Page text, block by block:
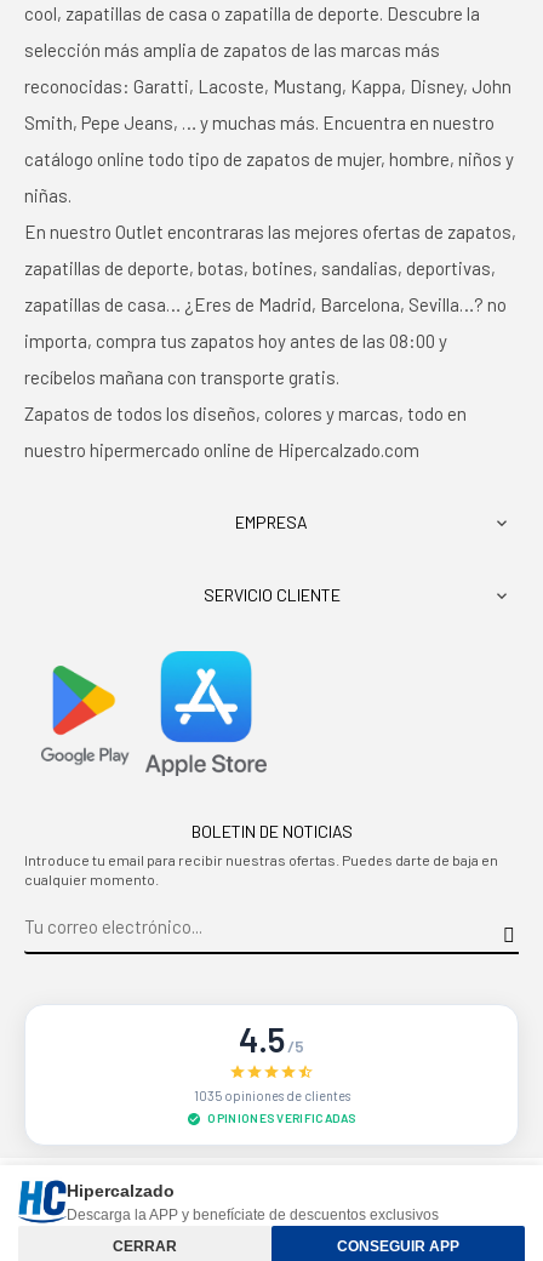
cool, zapatillas de casa o zapatilla de deporte. Descubre la
selección más amplia de zapatos de las marcas más
reconocidas: Garatti, Lacoste, Mustang, Kappa, Disney, John
Smith, Pepe Jeans, … y muchas más. Encuentra en nuestro
catálogo online todo tipo de zapatos de mujer, hombre, niños y
niñas.
En nuestro Outlet encontraras las mejores ofertas de zapatos,
zapatillas de deporte, botas, botines, sandalias, deportivas,
zapatillas de casa… ¿Eres de Madrid, Barcelona, Sevilla…? no
importa, compra tus zapatos hoy antes de las 08:00 y
recíbelos mañana con transporte gratis.
Zapatos de todos los diseños, colores y marcas, todo en
nuestro hipermercado online de Hipercalzado.com
EMPRESA 
SERVICIO CLIENTE 
BOLETIN DE NOTICIAS
Introduce tu email para recibir nuestras ofertas. Puedes darte de baja en
cualquier momento.
4.5/5
1035 opiniones de clientes
OPINIONES VERIFICADAS
Sitio protegido por reCAPTCHA.
Controle su privacidad
Hipercalzado
Descarga la APP y benefíciate de descuentos exclusivos
CERRAR
CONSEGUIR APP